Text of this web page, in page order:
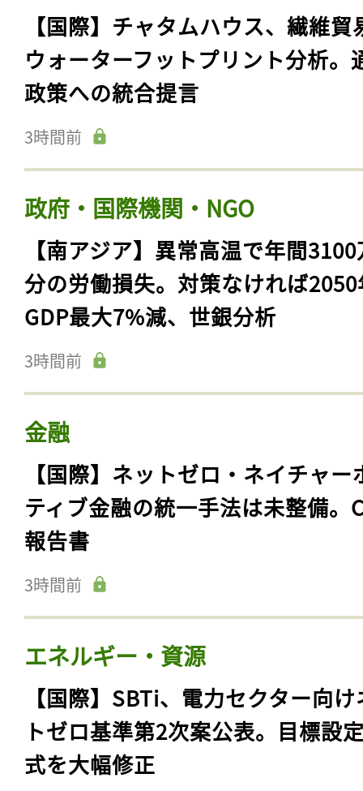
【国際】チャタムハウス、繊維貿
ウォーターフットプリント分析。
政策への統合提言
3時間前
政府・国際機関・NGO
【南アジア】異常高温で年間
分の労働損失。対策なければ
GDP最大7%減、世銀分析
3時間前
金融
【国際】ネットゼロ・ネイチャー
ティブ金融の統一手法は未整備。
報告書
3時間前
エネルギー・資源
【国際】SBTi、電力セクター向
トゼロ基準第2次案公表。目標設
式を大幅修正